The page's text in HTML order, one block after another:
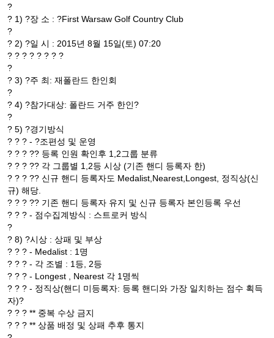
?
? 1) ?장 소 : ?First Warsaw Golf Country Club
?
? 2) ?일 시 : 2015년 8월 15일(토) 07:20
? ? ? ? ? ? ? ?
?
? 3) ?주 최: 재폴란드 한인회
?
? 4) ?참가대상: 폴란드 거주 한인?
?
? 5) ?경기방식
? ? ? - ?조편성 및 운영
? ? ? ?? 등록 인원 확인후 1,2그룹 분류
? ? ? ?? 각 그룹별 1,2등 시상 (기존 핸디 등록자 한)
? ? ? ?? 신규 핸디 등록자도 Medalist,Nearest,Longest, 정직상(신
규) 해당.
? ? ? ?? 기존 핸디 등록자 유지 및 신규 등록자 본인등록 우선
? ? ? - 점수집계방식 : 스트로커 방식
?
? 8) ?시상 : 상패 및 부상
? ? ? - Medalist : 1명
? ? ? - 각 조별 : 1등, 2등
? ? ? - Longest , Nearest 각 1명씩
? ? ? - 정직상(핸디 미등록자: 등록 핸디와 가장 일치하는 점수 획득
자)?
? ? ? ** 중복 수상 금지
? ? ? ** 상품 배정 및 상패 추후 통지